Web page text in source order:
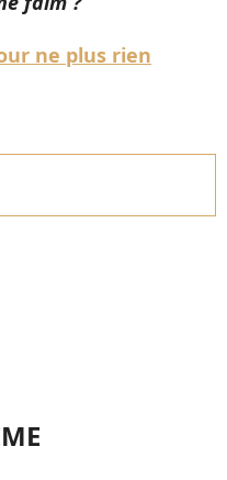
ne plus rien